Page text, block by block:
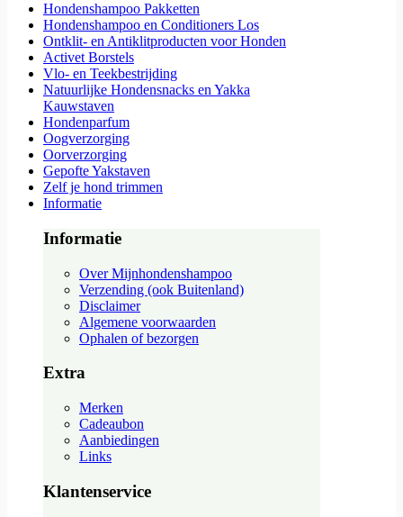
Hondenshampoo Pakketten
Hondenshampoo en Conditioners Los
Ontklit- en Antiklitproducten voor Honden
Activet Borstels
Vlo- en Teekbestrijding
Natuurlijke Hondensnacks en Yakka
Kauwstaven
Hondenparfum
Oogverzorging
Oorverzorging
Gepofte Yakstaven
Zelf je hond trimmen
Informatie
Informatie
Over Mijnhondenshampoo
Verzending (ook Buitenland)
Disclaimer
Algemene voorwaarden
Ophalen of bezorgen
Extra
Merken
Cadeaubon
Aanbiedingen
Links
Klantenservice